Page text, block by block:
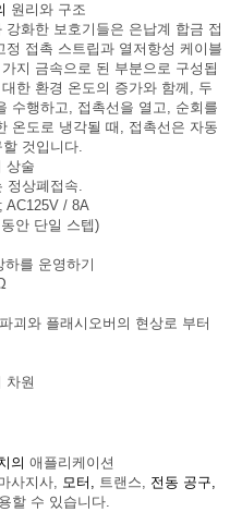
원리와 구조
화한 보호기들은 은납계 합금 접
접촉 스트립과 열저항성 케이블
지 금속으로 된 부분으로 구성됩
한 환경 온도의 증가와 함께, 두
수행하고, 접촉선을 열고, 순회를
온도로 냉각될 때, 접촉선은 자동
것입니다.
상술
정상폐접속.
AC125V / 8A
동안 단일 스텝)
하를 운영하기
괴와 플래시오버의 현상로 부터
차원
의 애플리케이션
사지사, 모터, 트랜스, 전동 공구,
할 수 있습니다.